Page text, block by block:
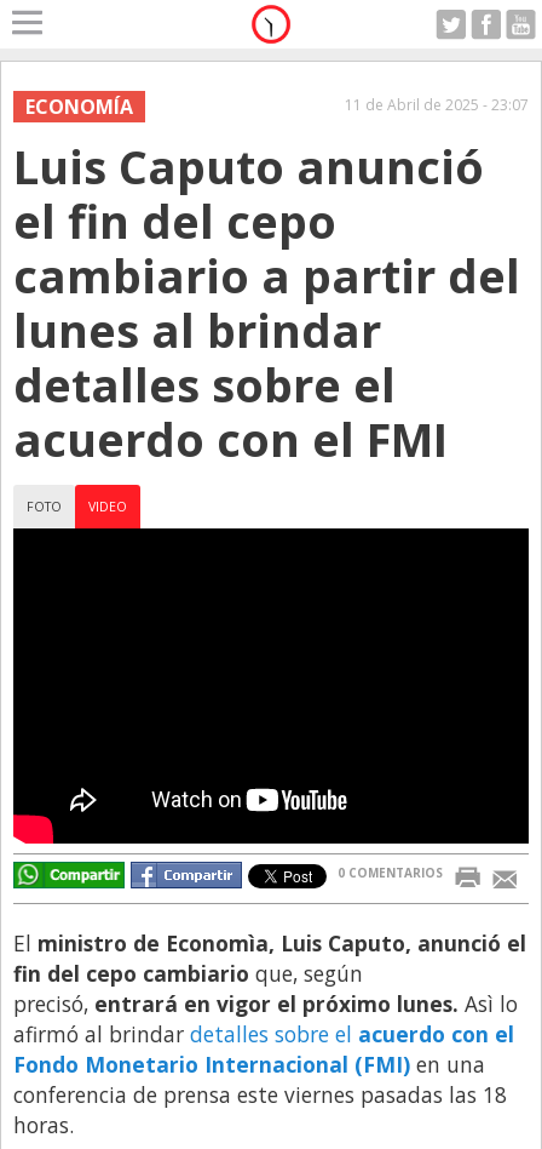
Home
A Motor
Alerta
Anticipo
Campo
Carrera & Emprendedores
Club House
Con Estilo
De Bolsillo
Diarios de Argentina
Diarios del Mundo
El Precio Que Yo Ví
Entrevista
Entrevista Exclusiva
Finanzas
Gastronomia
Internacionales
La Opinión del Director
Legales
Libro de Quejas
ECONOMÍA 11 de Abril de 2025 - 23:07
Luis Caputo anunció
el fin del cepo
cambiario a partir del
lunes al brindar
detalles sobre el
acuerdo con el FMI
FOTO VIDEO
0 COMENTARIOS
El ministro de Economìa, Luis Caputo, anunció el
fin del cepo cambiario que, según
precisó, entrará en vigor el próximo lunes. Asì lo
afirmó al brindar detalles sobre el acuerdo con el
Fondo Monetario Internacional (FMI) en una
conferencia de prensa este viernes pasadas las 18
horas.